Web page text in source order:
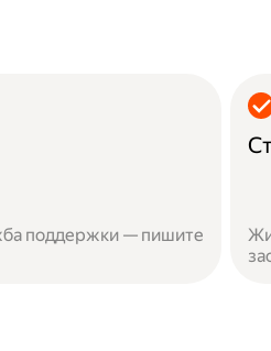
поддержки — пишите